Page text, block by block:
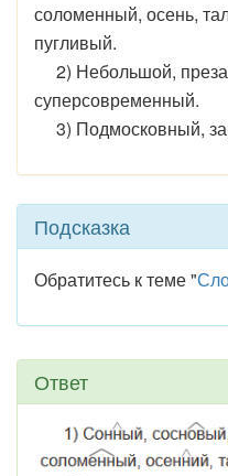
соломенный, осень,
пугливый.
2) Небольшой,
суперсовременный.
3) Подмосковный,
Подсказка
Обратитесь к теме "
Ответ